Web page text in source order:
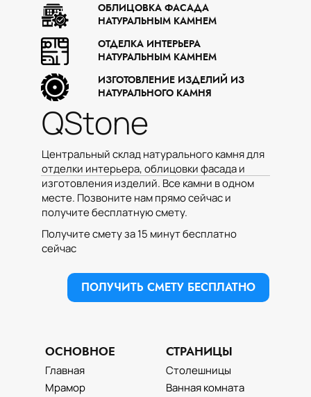
Имя:
Введите Имя и Фамилию
Телефон:
Во сколько нам позвонить?
мрамор бежевый купить, мрамор каталог
ОБЛИЦОВКА ФАСАДА
НАТУРАЛЬНЫМ КАМНЕМ
ОТДЕЛКА ИНТЕРЬЕРА
НАТУРАЛЬНЫМ КАМНЕМ
ИЗГОТОВЛЕНИЕ ИЗДЕЛИЙ ИЗ
НАТУРАЛЬНОГО КАМНЯ
QStone
Центральный склад натурального камня для
отделки интерьера, облицовки фасада и
изготовления изделий. Все камни в одном
месте. Позвоните нам прямо сейчас и
получите бесплатную смету.
Получите смету за 15 минут бесплатно
сейчас
ПОЛУЧИТЬ СМЕТУ БЕСПЛАТНО
ОСНОВНОЕ
Главная
Мрамор
СТРАНИЦЫ
Столешницы
Ванная комната